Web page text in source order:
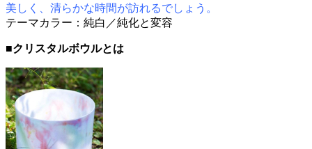
美しく、清らかな時間が訪れるでしょう。
テーマカラー：純白／純化と変容
■クリスタルボウルとは